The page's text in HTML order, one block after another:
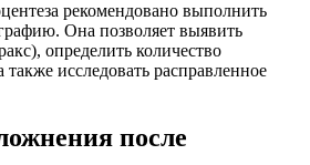
рекомендовано выполнить
Она позволяет выявить
определить количество
исследовать расправленное
после